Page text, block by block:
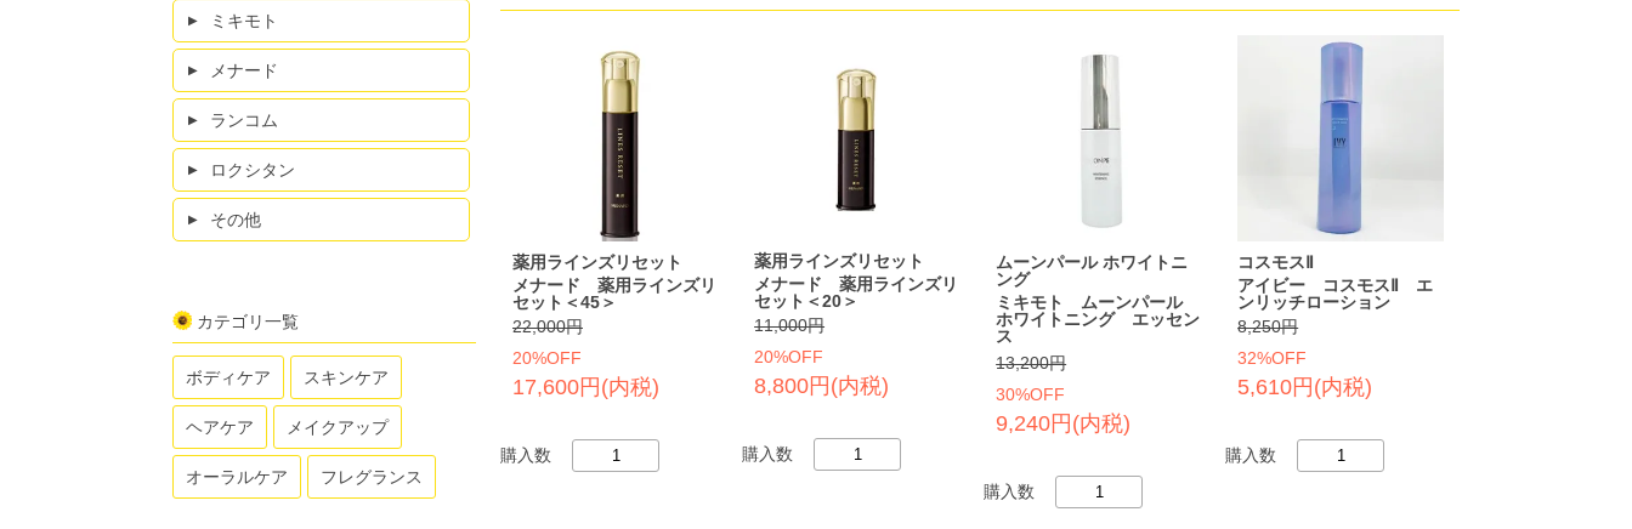
薬用ラインズリセット
メナード 薬用ラインズリ
セット＜45＞
22,000円
20%OFF
17,600円(内税)
購入数
薬用ラインズリセット
メナード 薬用ラインズリ
セット＜20＞
11,000円
20%OFF
8,800円(内税)
購入数
ムーンパール ホワイトニ
ング
ミキモト ムーンパール
ホワイトニング エッセン
ス
13,200円
30%OFF
9,240円(内税)
購入数
コスモスⅡ
アイビー コスモスⅡ エ
ンリッチローション
8,250円
32%OFF
5,610円(内税)
購入数
ミキモト
メナード
ランコム
ロクシタン
その他
カテゴリ一覧
ボディケア スキンケア
ヘアケア メイクアップ
オーラルケア フレグランス